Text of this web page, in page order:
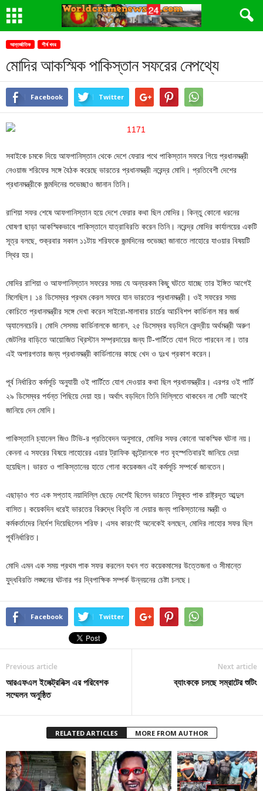
আন্তর্জাতিক শীর্ষ খবর
মোদির আকস্মিক পাকিস্তান সফরের নেপথ্যে
Facebook Twitter
সবাইকে চমকে দিয়ে আফগানিস্তান থেকে দেশে ফেরার পথে পাকিস্তান সফরে গিয়ে প্রধানমন্ত্রী
নেওয়াজ শরিফের সঙ্গে বৈঠক করেছে ভারতের প্রধানমন্ত্রী নরেন্দ্র মোদি। প্রতিবেশী দেশের
প্রধানমন্ত্রীকে জন্মদিনের শুভেচ্ছাও জানান তিনি।
রাশিয়া সফর শেষে আফগানিস্তান হয়ে দেশে ফেরার কথা ছিল মোদির। কিন্তু কোনো ধরনের
ঘোষণা ছাড়া আকস্মিকভাবে পাকিস্তানে যাত্রাবিরতি করেন তিনি। নরেন্দ্র মোদির কার্যালয়ের একটি
সূত্র বলছে, শুক্রবার সকাল ১১টায় শরিফকে জন্মদিনের শুভেচ্ছা জানাতে লাহোরে যাওয়ার বিষয়টি
স্থির হয়।
মোদির রাশিয়া ও আফগানিস্তান সফরের সময় যে অন্যরকম কিছু ঘটতে যাচ্ছে তার ইঙ্গিত আগেই
মিলেছিল। ১৪ ডিসেম্বর প্রথম কেরল সফরে যান ভারতের প্রধানমন্ত্রী। ওই সফরের সময়
কোচিতে প্রধানমন্ত্রীর সঙ্গে দেখা করেন সাইরো-মালাবার চার্চের আর্চবিশপ কার্ডিনাল মার জর্জ
অ্যালেনচেরি। মোদি সেসময় কার্ডিনালকে জানান, ২৫ ডিসেম্বর বড়দিনে কেন্দ্রীয় অর্থমন্ত্রী অরুণ
জেটলির বাড়িতে আয়োজিত খ্রিস্টান সম্প্রদায়ের জন্য টি-পার্টিতে যোগ দিতে পারবেন না। তার
এই অপারগতার জন্য প্রধানমন্ত্রী কার্ডিলানের কাছে খেদ ও দুঃখ প্রকাশ করেন।
পূর্ব নির্ধারিত কর্মসূচি অনুযায়ী ওই পার্টিতে যোগ দেওয়ার কথা ছিল প্রধানমন্ত্রীর। এরপর ওই পার্টি
২৯ ডিসেম্বর পর্যন্ত পিছিয়ে দেয়া হয়। অর্থাৎ বড়দিনে তিনি দিল্লিতে থাকবেন না সেটি আগেই
জানিয়ে দেন মোদি।
পাকিস্তানি চ্যানেল জিও টিভি-র প্রতিবেদন অনুসারে, মোদির সফর কোনো আকস্মিক ঘটনা নয়।
কেননা এ সফরের বিষয়ে লাহোরের এয়ার ট্রাফিক কন্ট্রোলকে গত বৃহস্পতিবারই জানিয়ে দেয়া
হয়েছিল। ভারত ও পাকিস্তানের হাতে গোনা কয়েকজন এই কর্মসূচি সম্পর্কে জানতেন।
এছাড়াও গত এক সপ্তাহ নয়াদিল্লি ছেড়ে দেশেই ছিলেন ভারতে নিযুক্ত পাক রাষ্ট্রদূত আব্দুল
বাসিত। কয়েকদিন ধরেই ভারতের বিরুদ্ধে বিবৃতি না দেয়ার জন্য পাকিস্তানের মন্ত্রী ও
কর্মকর্তাদের নির্দেশ দিয়েছিলেন শরিফ। এসব কারণেই অনেকেই বলছেন, মোদির লাহোর সফর ছিল
পূর্বনির্ধারিত।
মোদি এমন এক সময় প্রথম পাক সফর করলেন যখন গত কয়েকমাসের উত্তেজনা ও সীমান্তে
যুদ্ধবিরতি লঙ্ঘনের ঘটনার পর দ্বিপাক্ষিক সম্পর্ক উন্নয়নের চেষ্টা চলছে।
Facebook Twitter
Previous article
আরএফএল ইলেক্ট্রনিক্স এর পরিবেশক
সম্মেলন অনুষ্ঠিত
Next article
ব্যাংককে চলছে সম্রাটের শুটিং
RELATED ARTICLES MORE FROM AUTHOR